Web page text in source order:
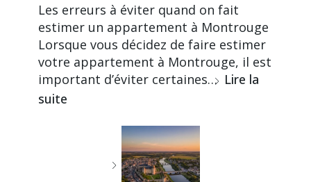
Les erreurs à éviter quand on fait
estimer un appartement à Montrouge
Lorsque vous décidez de faire estimer
votre appartement à Montrouge, il est
important d’éviter certaines… Lire la
suite